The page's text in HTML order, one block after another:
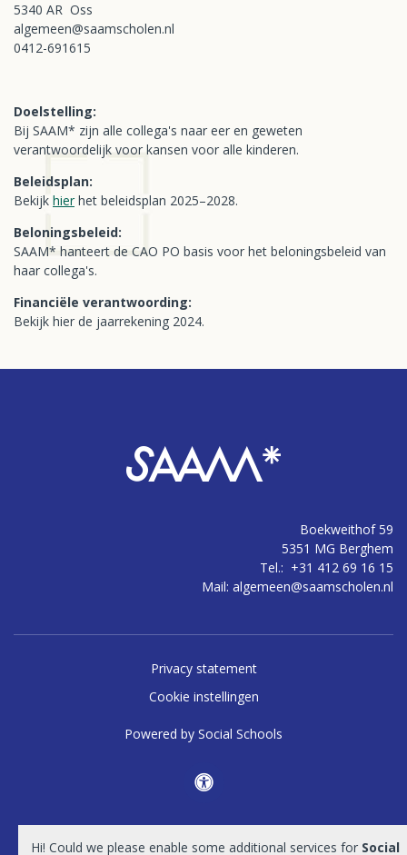
5340 AR Oss
algemeen@saamscholen.nl
0412-691615
Doelstelling:
Bij SAAM* zijn alle collega's naar eer en geweten
verantwoordelijk voor kansen voor alle kinderen.
Beleidsplan:
Bekijk hierhet beleidsplan 2025–2028.
Beloningsbeleid:
SAAM* hanteert de CAO PO basis voor het beloningsbeleid van
haar collega's.
Financiële verantwoording:
Bekijk hier de jaarrekening 2024.
Boekweithof 59
5351 MG Berghem
Tel.: +31 412 69 16 15
Mail: algemeen@saamscholen.nl
Privacy statement
Cookie instellingen
Powered by Social Schools
Hi! Could we please enable some additional services for Social